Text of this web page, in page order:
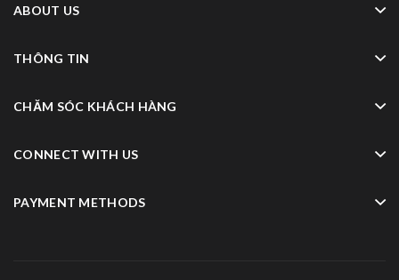
ABOUT US
THÔNG TIN
CHĂM SÓC KHÁCH HÀNG
CONNECT WITH US
PAYMENT METHODS